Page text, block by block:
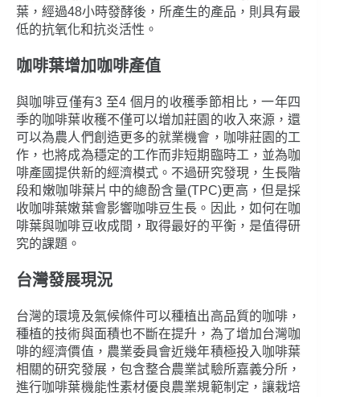
葉，經過48小時發酵後，所產生的產品，則具有最
低的抗氧化和抗炎活性。
咖啡葉增加咖啡產值
與咖啡豆僅有3 至4 個月的收穫季節相比，一年四
季的咖啡葉收穫不僅可以增加莊園的收入來源，還
可以為農人們創造更多的就業機會，咖啡莊園的工
作，也將成為穩定的工作而非短期臨時工，並為咖
啡產國提供新的經濟模式。不過研究發現，生長階
段和嫩咖啡葉片中的總酚含量(TPC)更高，但是採
收咖啡葉嫩葉會影響咖啡豆生長。因此，如何在咖
啡葉與咖啡豆收成間，取得最好的平衡，是值得研
究的課題。
台灣發展現況
台灣的環境及氣候條件可以種植出高品質的咖啡，
種植的技術與面積也不斷在提升，為了增加台灣咖
啡的經濟價值，農業委員會近幾年積極投入咖啡葉
相關的研究發展，包含整合農業試驗所嘉義分所，
進行咖啡葉機能性素材優良農業規範制定，讓栽培